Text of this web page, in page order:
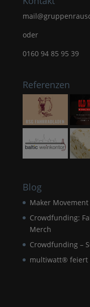
oder
0160 94 85 95 39
Referenzen
Blog
Maker
Crowdfunding:
Merch
Crowdfunding –
multiwatt® feiert